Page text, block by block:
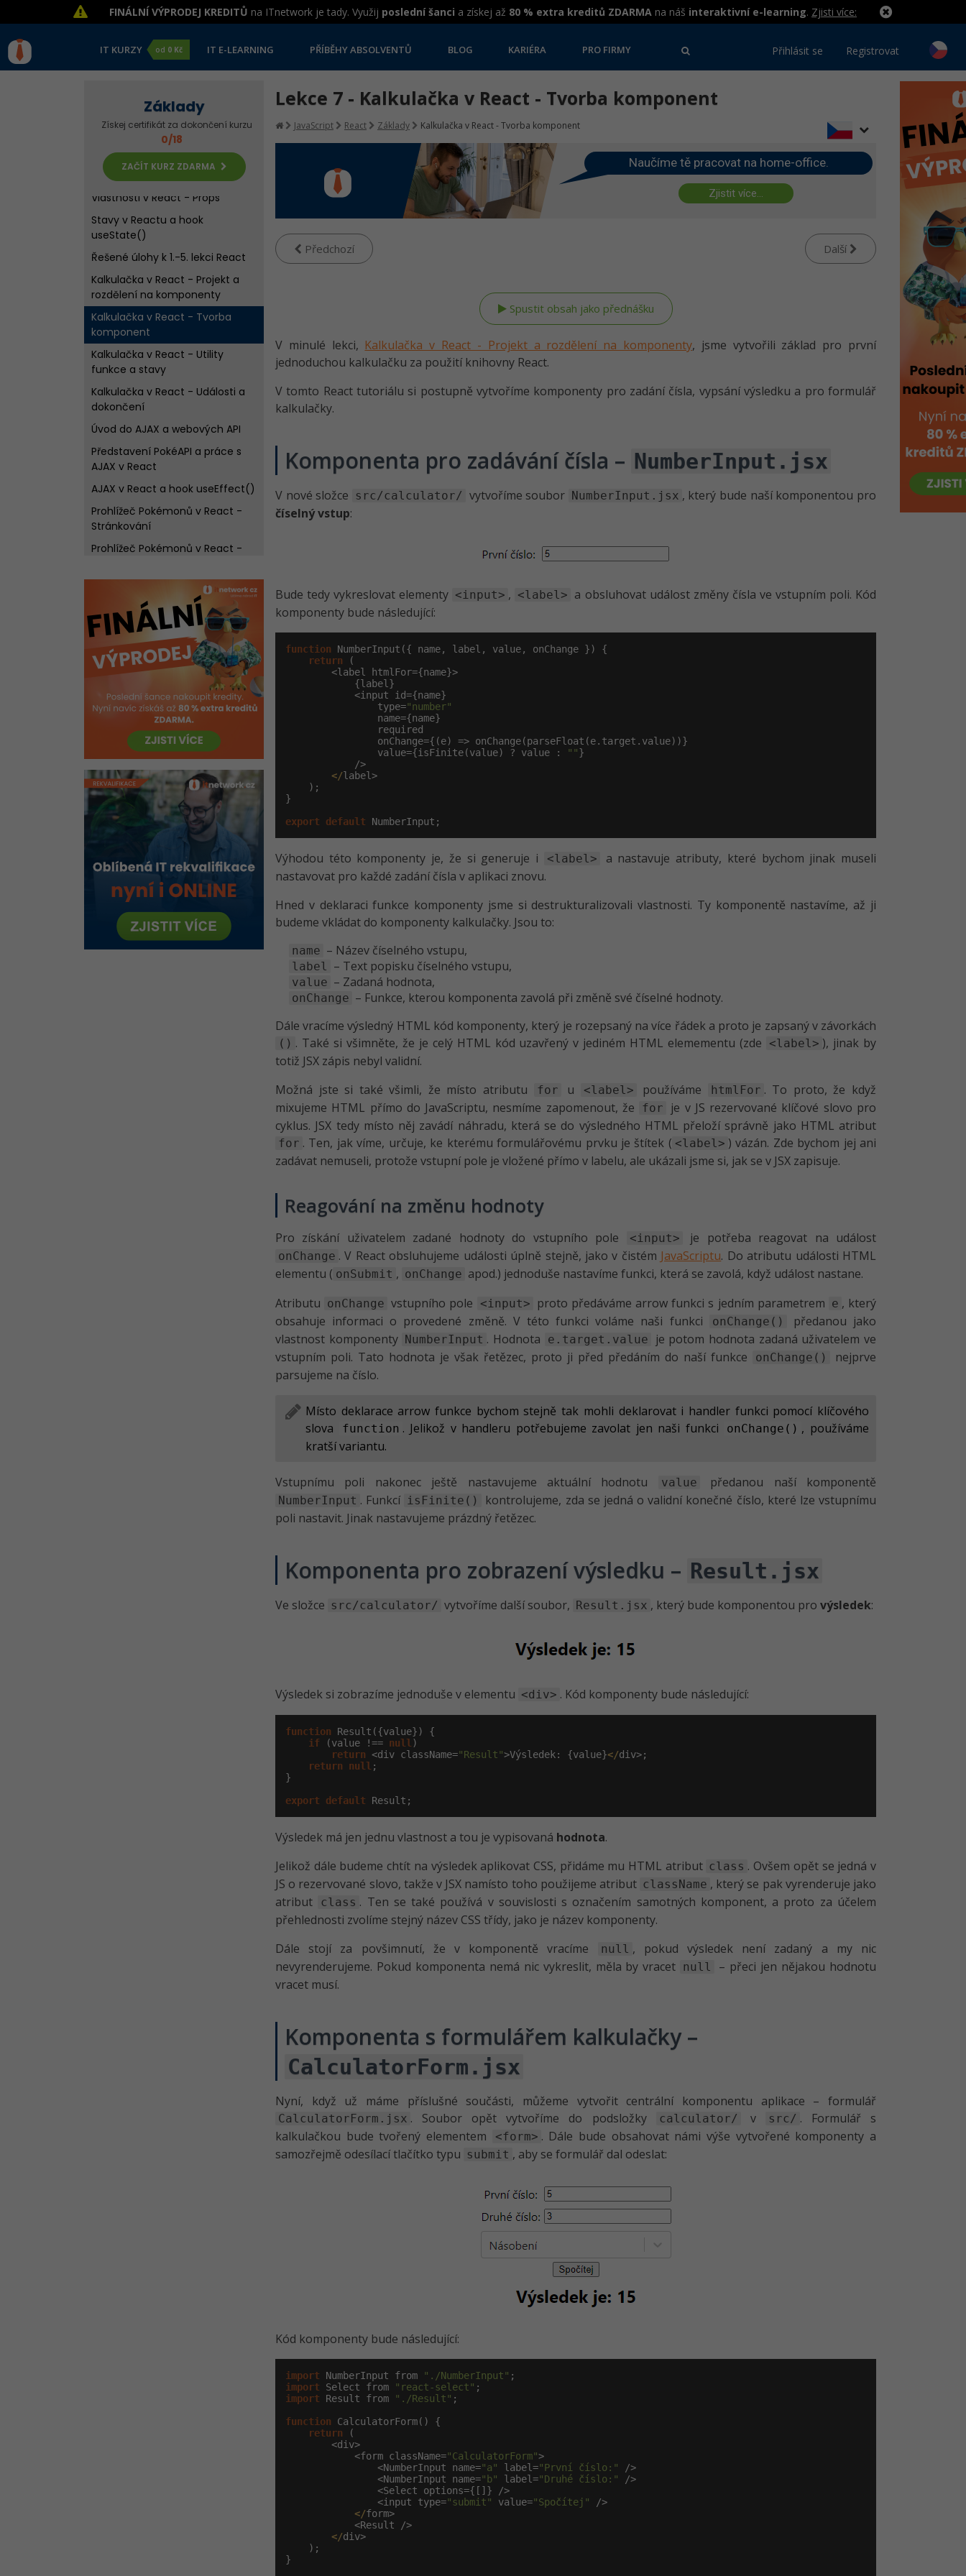
FINÁLNÍ VÝPRODEJ KREDITŮ na ITnetwork je tady. Využij poslední šanci a získej až 80 % extra kreditů ZDARMA na náš interaktivní e-learning. Zjisti více:
IT KURZY od 0 Kč IT E-LEARNING PŘÍBĚHY ABSOLVENTŮ BLOG KARIÉRA PRO FIRMY Přihlásit se Registrovat
Základy
Získej certifikát za dokončení kurzu
0/18
ZAČÍT KURZ ZDARMA
Úvod do React
Vytvoření React projektu
První React komponenta - Hello
World
Vlastnosti v React - Props
Stavy v Reactu a hook
useState()
Řešené úlohy k 1.-5. lekci React
Kalkulačka v React - Projekt a
rozdělení na komponenty
Kalkulačka v React - Tvorba
komponent
Kalkulačka v React - Utility
funkce a stavy
Kalkulačka v React - Události a
dokončení
Úvod do AJAX a webových API
Představení PokéAPI a práce s
AJAX v React
AJAX v React a hook useEffect()
Prohlížeč Pokémonů v React -
Stránkování
Prohlížeč Pokémonů v React -
Řešené úlohy k 6.-14. lekci React
Prohlížeč Pokémonů v React -
Požadavky POST, PUT, DELETE
Učební pomůcka na React -
Tahák
Kvíz - Základní konstrukce React
Lekce 7 - Kalkulačka v React - Tvorba komponent
JavaScript React Základy Kalkulačka v React - Tvorba komponent
Naučíme tě pracovat na home-office.
Zjistit více...
Předchozí Další
V minulé lekci, Kalkulačka v React - Projekt a rozdělení na komponenty, jsme vytvořili základ pro první
jednoduchou kalkulačku za použití knihovny React.
V tomto React tutoriálu si postupně vytvoříme komponenty pro zadání čísla, vypsání výsledku a pro formulář
kalkulačky.
Komponenta pro zadávání čísla – NumberInput.jsx
V nové složce src/calculator/ vytvoříme soubor NumberInput.jsx , který bude naší komponentou pro
číselný vstup:
Bude tedy vykreslovat elementy <input> , <label> a obsluhovat událost změny čísla ve vstupním poli. Kód
komponenty bude následující:
function NumberInput({ name, label, value, onChange }) {
return (
        <label htmlFor={name}>
            {label}
            <input id={name}
                type=
"number"
                name={name}
                required
                onChange={(e) => onChange(parseFloat(e.target.value))}
                value={isFinite(value) ? value :
""}
            />
</label>
    );
}
export
default NumberInput;
Výhodou této komponenty je, že si generuje i <label>
a nastavuje atributy, které bychom jinak museli
nastavovat pro každé zadání čísla v aplikaci znovu.
Hned v deklaraci funkce komponenty jsme si destrukturalizovali vlastnosti. Ty komponentě nastavíme, až ji
budeme vkládat do komponenty kalkulačky. Jsou to:
name – Název číselného vstupu,
label – Text popisku číselného vstupu,
value – Zadaná hodnota,
onChange – Funkce, kterou komponenta zavolá při změně své číselné hodnoty.
Dále vracíme výsledný HTML kód komponenty, který je rozepsaný na více řádek a proto je zapsaný v závorkách
() . Také si všimněte, že je celý HTML kód uzavřený v jediném HTML elemementu (zde <label> ), jinak by
totiž JSX zápis nebyl validní.
Možná jste si také všimli, že místo atributu
for u <label> používáme htmlFor . To proto, že když
mixujeme HTML přímo do JavaScriptu, nesmíme zapomenout, že
for
je v JS rezervované klíčové slovo pro
cyklus. JSX tedy místo něj zavádí náhradu, která se do výsledného HTML přeloží správně jako HTML atribut
for . Ten, jak víme, určuje, ke kterému formulářovému prvku je štítek ( <label> ) vázán. Zde bychom jej ani
zadávat nemuseli, protože vstupní pole je vložené přímo v labelu, ale ukázali jsme si, jak se v JSX zapisuje.
Reagování na změnu hodnoty
Pro získání uživatelem zadané hodnoty do vstupního pole <input> je potřeba reagovat na událost
onChange . V React obsluhujeme události úplně stejně, jako v čistém JavaScriptu. Do atributu události HTML
elementu ( onSubmit , onChange apod.) jednoduše nastavíme funkci, která se zavolá, když událost nastane.
Atributu onChange vstupního pole <input> proto předáváme arrow funkci s jedním parametrem e , který
obsahuje informaci o provedené změně. V této funkci voláme naši funkci
onChange()
předanou jako
vlastnost komponenty NumberInput . Hodnota e.target.value
je potom hodnota zadaná uživatelem ve
vstupním poli. Tato hodnota je však řetězec, proto ji před předáním do naší funkce
onChange()
nejprve
parsujeme na číslo.
Místo deklarace arrow funkce bychom stejně tak mohli deklarovat i handler funkci pomocí klíčového
slova
function . Jelikož v handleru potřebujeme zavolat jen naši funkci onChange() , používáme
kratší variantu.
Vstupnímu poli nakonec ještě nastavujeme aktuální hodnotu value předanou naší komponentě
NumberInput . Funkcí isFinite()
kontrolujeme, zda se jedná o validní konečné číslo, které lze vstupnímu
poli nastavit. Jinak nastavujeme prázdný řetězec.
Komponenta pro zobrazení výsledku – Result.jsx
Ve složce src/calculator/ vytvoříme další soubor, Result.jsx , který bude komponentou pro výsledek:
Výsledek si zobrazíme jednoduše v elementu <div> . Kód komponenty bude následující:
function Result({value}) {
if (value !== null )
return <div className="Result">Výsledek: {value}</div>;
return
null ;
}
export
default Result;
Výsledek má jen jednu vlastnost a tou je vypisovaná hodnota.
Jelikož dále budeme chtít na výsledek aplikovat CSS, přidáme mu HTML atribut class . Ovšem opět se jedná v
JS o rezervované slovo, takže v JSX namísto toho použijeme atribut className , který se pak vyrenderuje jako
atribut
class . Ten se také používá v souvislosti s označením samotných komponent, a proto za účelem
přehlednosti zvolíme stejný název CSS třídy, jako je název komponenty.
Dále stojí za povšimnutí, že v komponentě vracíme
null , pokud výsledek není zadaný a my nic
nevyrenderujeme. Pokud komponenta nemá nic vykreslit, měla by vracet null
– přeci jen nějakou hodnotu
vracet musí.
Komponenta s formulářem kalkulačky –
CalculatorForm.jsx
Nyní, když už máme příslušné součásti, můžeme vytvořit centrální komponentu aplikace – formulář
CalculatorForm.jsx . Soubor opět vytvoříme do podsložky calculator/ v src/ . Formulář s
kalkulačkou bude tvořený elementem
<form> . Dále bude obsahovat námi výše vytvořené komponenty a
samozřejmě odesílací tlačítko typu submit , aby se formulář dal odeslat:
Kód komponenty bude následující:
import NumberInput from "./NumberInput"
import Select from "react-select"
import Result from "./Result" ;
function CalculatorForm() {
return (
        <div>
            <form className=
"CalculatorForm">
                <NumberInput name=
"a" label="První číslo:"
/>
                <NumberInput name=
"b" label="Druhé číslo:"
/>
                <Select options={[]} />
                <input type=
"submit" value="Spočítej"
/>
</form>
            <Result />
</div>
    );
}